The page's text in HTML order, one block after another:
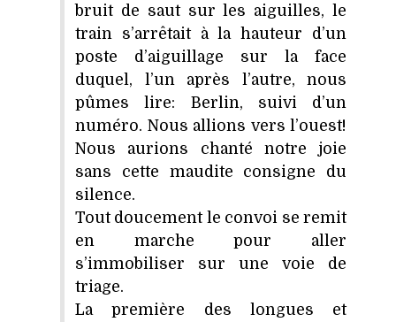
bruit de saut sur les aiguilles, le
train s’arrêtait à la hauteur d’un
poste d’aiguillage sur la face
duquel, l’un après l’autre, nous
pûmes lire: Berlin, suivi d’un
numéro. Nous allions vers l’ouest!
Nous aurions chanté notre joie
sans cette maudite consigne du
silence.
Tout doucement le convoi se remit
en marche pour aller
s’immobiliser sur une voie de
triage.
La première des longues et